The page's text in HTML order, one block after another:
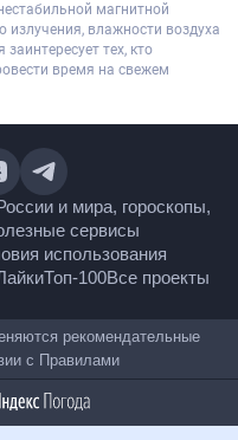
магнитной
излучения, влажности воздуха
тех, кто
время на свежем
России и мира,
полезные сервисы
использования
ЛайкиТоп-100
применяются
сПравилами